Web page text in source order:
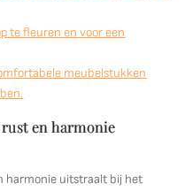
te fleuren en voor een
meubelstukken
en harmonie
harmonie uitstraalt bij het